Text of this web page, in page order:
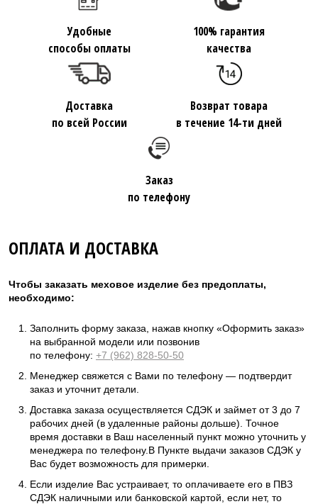
Удобные
способы оплаты
100% гарантия
качества
Доставка
по всей России
Возврат товара
в течение 14-ти дней
Заказ
по телефону
ОПЛАТА И ДОСТАВКА
Чтобы заказать меховое изделие без предоплаты,
необходимо:
Заполнить форму заказа, нажав кнопку «Оформить заказ»
на выбранной модели или позвонив
по телефону: +7 (962) 828-50-50
Менеджер свяжется с Вами по телефону — подтвердит
заказ и уточнит детали.
Доставка заказа осуществляется СДЭК и займет от 3 до 7
рабочих дней (в удаленные районы дольше). Точное
время доставки в Ваш населенный пункт можно уточнить у
менеджера по телефону.В Пункте выдачи заказов СДЭК у
Вас будет возможность для примерки.
Если изделие Вас устраивает, то оплачиваете его в ПВЗ
СДЭК наличными или банковской картой, если нет, то